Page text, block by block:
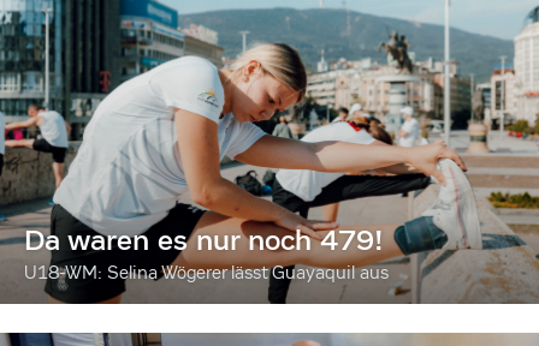
Da waren es nur noch 479!
U18-WM: Selina Wögerer lässt Guayaquil aus